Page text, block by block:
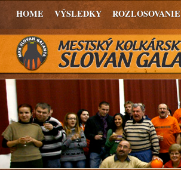
HOME VÝSLEDKY ROZLOSOVANIE